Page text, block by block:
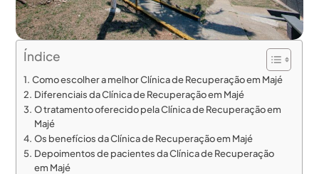
Índice
Como escolher a melhor Clínica de Recuperação em Majé
Diferenciais da Clínica de Recuperação em Majé
O tratamento oferecido pela Clínica de Recuperação em
Majé
Os benefícios da Clínica de Recuperação em Majé
Depoimentos de pacientes da Clínica de Recuperação
em Majé